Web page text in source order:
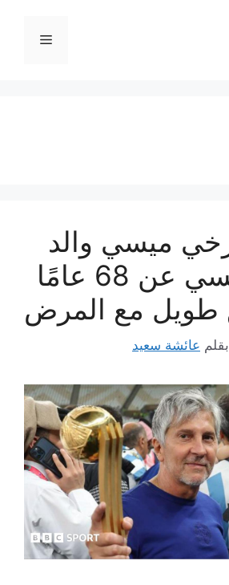
القائمة
ميسي والد
ليونيل ميسي عن 68 عامًا
طويل مع المرض
بقلم عائشة سعيد